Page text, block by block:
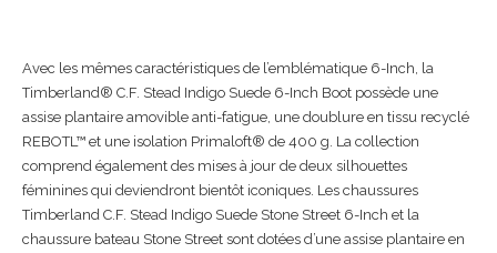
Avec les mêmes caractéristiques de l’emblématique 6-Inch, la
Timberland® C.F. Stead Indigo Suede 6-Inch Boot possède une
assise plantaire amovible anti-fatigue, une doublure en tissu recyclé
REBOTL™ et une isolation Primaloft® de 400 g. La collection
comprend également des mises à jour de deux silhouettes
féminines qui deviendront bientôt iconiques. Les chaussures
Timberland C.F. Stead Indigo Suede Stone Street 6-Inch et la
chaussure bateau Stone Street sont dotées d’une assise plantaire en